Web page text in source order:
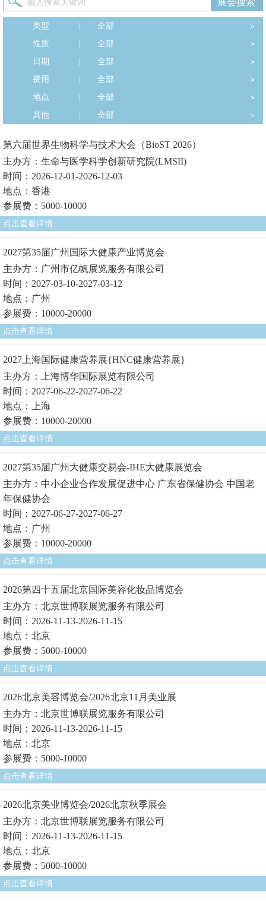
类型
全部
性质
全部
日期
全部
费用
全部
地点
全部
其他
全部
第六届世界生物科学与技术大会（BioST 2026）
主办方：生命与医学科学创新研究院(LMSII)
时间：2026-12-01-2026-12-03
地点：香港
参展费：5000-10000
点击查看详情
2027第35届广州国际大健康产业博览会
主办方：广州市亿帆展览服务有限公司
时间：2027-03-10-2027-03-12
地点：广州
参展费：10000-20000
点击查看详情
2027上海国际健康营养展{HNC健康营养展}
主办方：上海博华国际展览有限公司
时间：2027-06-22-2027-06-22
地点：上海
参展费：10000-20000
点击查看详情
2027第35届广州大健康交易会-IHE大健康展览会
主办方：中小企业合作发展促进中心 广东省保健协会 中国老
年保健协会
时间：2027-06-27-2027-06-27
地点：广州
参展费：10000-20000
点击查看详情
2026第四十五届北京国际美容化妆品博览会
主办方：北京世博联展览服务有限公司
时间：2026-11-13-2026-11-15
地点：北京
参展费：5000-10000
点击查看详情
2026北京美容博览会/2026北京11月美业展
主办方：北京世博联展览服务有限公司
时间：2026-11-13-2026-11-15
地点：北京
参展费：5000-10000
点击查看详情
2026北京美业博览会/2026北京秋季展会
主办方：北京世博联展览服务有限公司
时间：2026-11-13-2026-11-15
地点：北京
参展费：5000-10000
点击查看详情